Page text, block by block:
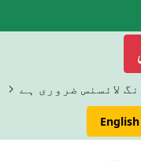
لائسنس ضروری ہے
English